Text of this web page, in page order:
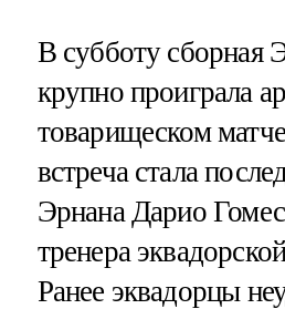
В субботу сборная
крупно проиграла
товарищеском
встреча стала
Эрнана Дарио
тренера
Ранее эквадорцы